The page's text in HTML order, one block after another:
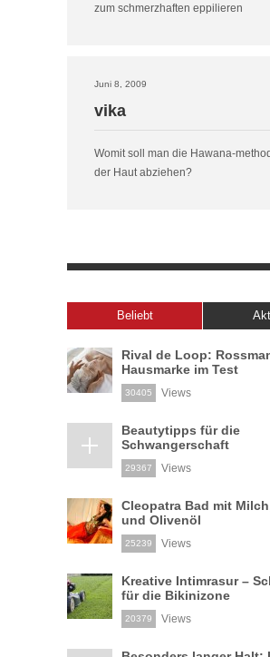
zum schmerzhaften eppilieren
Juni 8, 2009
vika
Womit soll man die Hawana-
der Haut abziehen?
Beliebt
Rival de Loop:
Hausmarke im Test
30405 Views
Beautytipps für die
Schwangerschaft
29367 Views
Cleopatra Bad mit
und Olivenöl
25239 Views
Kreative Intimrasur –
für die Bikinizone
20379 Views